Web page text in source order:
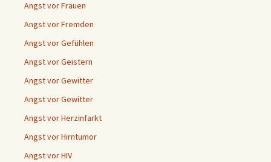
Angst vor Frauen
Angst vor Fremden
Angst vor Gefühlen
Angst vor Geistern
Angst vor Gewitter
Angst vor Gewitter
Angst vor Herzinfarkt
Angst vor Hirntumor
Angst vor HIV